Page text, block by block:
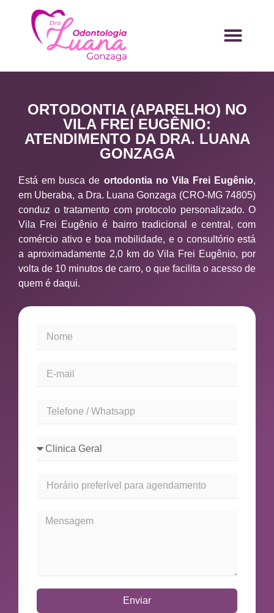
ORTODONTIA (APARELHO) NO
VILA FREI EUGÊNIO:
ATENDIMENTO DA DRA. LUANA
GONZAGA
Está em busca de ortodontia no Vila Frei Eugênio,
em Uberaba, a Dra. Luana Gonzaga (CRO-MG 74805)
conduz o tratamento com protocolo personalizado. O
Vila Frei Eugênio é bairro tradicional e central, com
comércio ativo e boa mobilidade, e o consultório está
a aproximadamente 2,0 km do Vila Frei Eugênio, por
volta de 10 minutos de carro, o que facilita o acesso de
quem é daqui.
Enviar